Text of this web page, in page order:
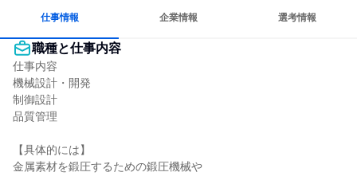
仕事情報 企業情報 選考情報
職種と仕事内容
仕事内容
機械設計・開発
制御設計
品質管理
【具体的には】
金属素材を鍛圧するための鍛圧機械や